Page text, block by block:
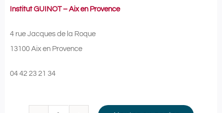
Institut GUINOT – Aix en Provence
4 rue Jacques de la Roque
13100 Aix en Provence
04 42 23 21 34